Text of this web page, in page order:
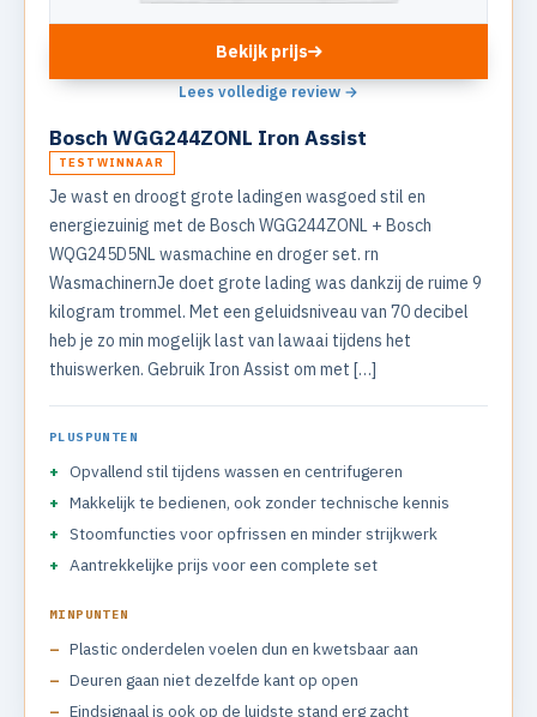
Bekijk prijs
Lees volledige review →
Bosch WGG244ZONL Iron Assist
TESTWINNAAR
Je wast en droogt grote ladingen wasgoed stil en
energiezuinig met de Bosch WGG244ZONL + Bosch
WQG245D5NL wasmachine en droger set. rn
WasmachinernJe doet grote lading was dankzij de ruime 9
kilogram trommel. Met een geluidsniveau van 70 decibel
heb je zo min mogelijk last van lawaai tijdens het
thuiswerken. Gebruik Iron Assist om met […]
PLUSPUNTEN
Opvallend stil tijdens wassen en centrifugeren
Makkelijk te bedienen, ook zonder technische kennis
Stoomfuncties voor opfrissen en minder strijkwerk
Aantrekkelijke prijs voor een complete set
MINPUNTEN
Plastic onderdelen voelen dun en kwetsbaar aan
Deuren gaan niet dezelfde kant op open
Eindsignaal is ook op de luidste stand erg zacht